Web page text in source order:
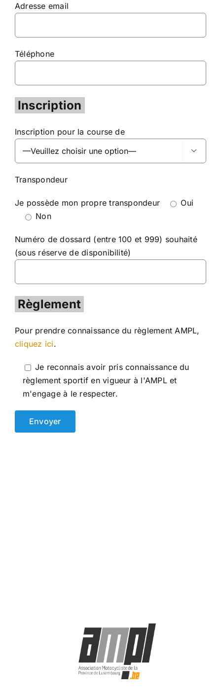
Adresse email
Téléphone
Inscription
Inscription pour la course de

Transpondeur
Je possède mon propre transpondeur
Oui
Non
Numéro de dossard (entre 100 et 999) souhaité
(sous réserve de disponibilité)
Règlement
Pour prendre connaissance du règlement AMPL,
cliquez ici.
Je reconnais avoir pris connaissance du
règlement sportif en vigueur à l'AMPL et
m'engage à le respecter.